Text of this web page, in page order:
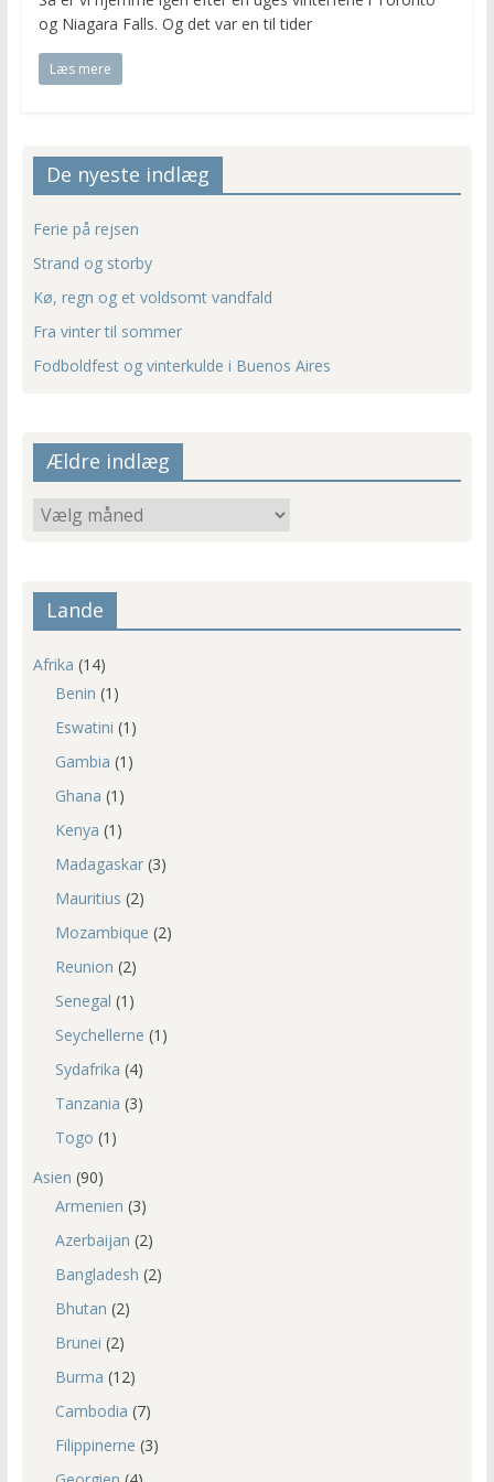
og Niagara Falls. Og det var en til tider
Læs mere
De nyeste indlæg
Ferie på rejsen
Strand og storby
Kø, regn og et voldsomt vandfald
Fra vinter til sommer
Fodboldfest og vinterkulde i Buenos Aires
Ældre indlæg
Ældre
Lande
Afrika (14)
Benin (1)
Eswatini (1)
Gambia (1)
Ghana (1)
Kenya (1)
Madagaskar(3)
Mauritius (2)
Mozambique (2)
Reunion (2)
Senegal (1)
Seychellerne (1)
Sydafrika (4)
Tanzania (3)
Togo (1)
Asien (90)
Armenien (3)
Azerbaijan (2)
Bangladesh (2)
Bhutan (2)
Brunei (2)
Burma (12)
Cambodia (7)
Filippinerne (3)